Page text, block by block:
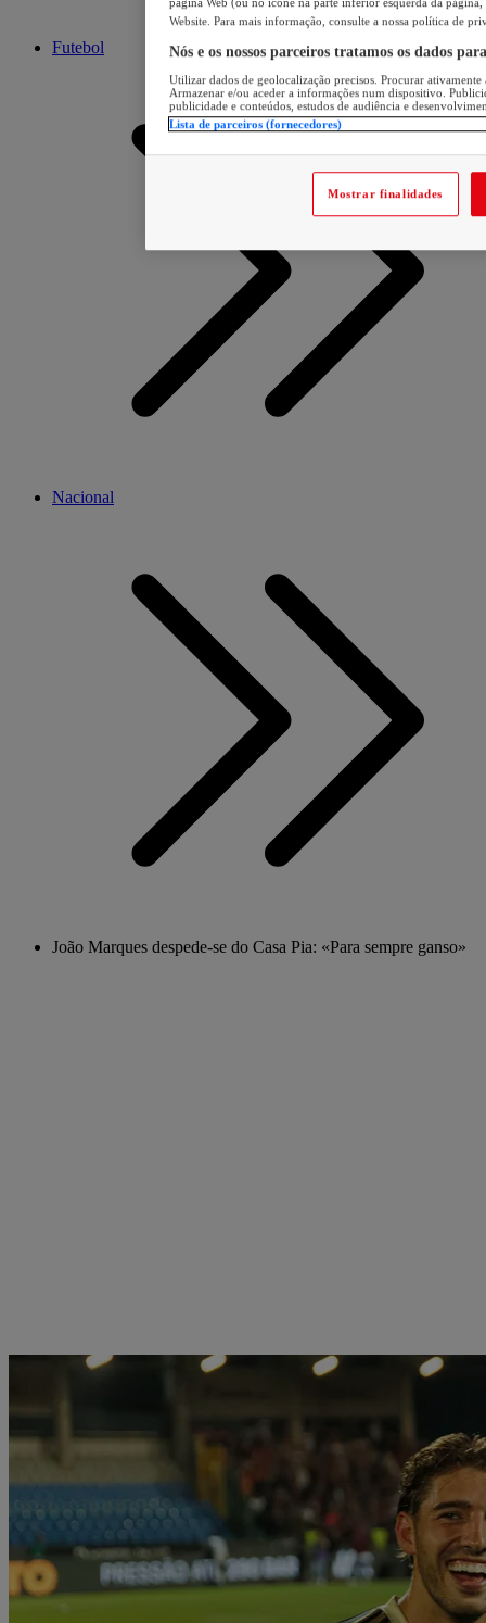
Futebol
Nacional
João Marques despede-se do Casa Pia: «Para sempre ganso»
página Web (ou no ícone na parte inferior esquerda da página,
Website. Para mais informação, consulte a nossa política de
Nós e os nossos parceiros tratamos os dados
Utilizar dados de geolocalização precisos. Procurar
Armazenar e/ou aceder a informações num dispositivo.
publicidade e conteúdos, estudos de audiência e
Lista de parceiros (fornecedores)
Mostrar finalidades